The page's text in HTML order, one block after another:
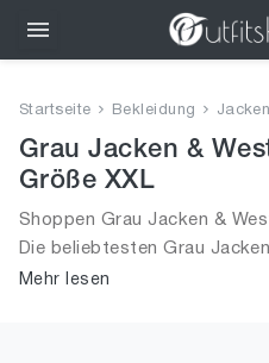
Bekleidung
Schuhe
Startseite Bekleidung
Grau Jacken &
Größe XXL
Shoppen Grau Jacken &
Die beliebtesten Grau
an Grau Jacken & Westen in
Mehr lesen